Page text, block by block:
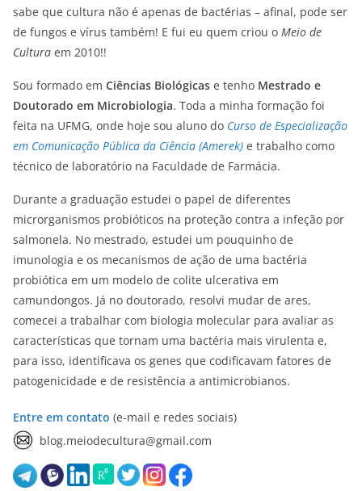
sabe que cultura não é apenas de bactérias – afinal, pode ser
de fungos e vírus também! E fui eu quem criou o Meio de
Cultura em 2010!!
Sou formado em Ciências Biológicas e tenho Mestrado e
Doutorado em Microbiologia. Toda a minha formação foi
feita na UFMG, onde hoje sou aluno do Curso de Especialização
em Comunicação Pública da Ciência (Amerek) e trabalho como
técnico de laboratório na Faculdade de Farmácia.
Durante a graduação estudei o papel de diferentes
microrganismos probióticos na proteção contra a infeção por
salmonela. No mestrado, estudei um pouquinho de
imunologia e os mecanismos de ação de uma bactéria
probiótica em um modelo de colite ulcerativa em
camundongos. Já no doutorado, resolvi mudar de ares,
comecei a trabalhar com biologia molecular para avaliar as
características que tornam uma bactéria mais virulenta e,
para isso, identificava os genes que codificavam fatores de
patogenicidade e de resistência a antimicrobianos.
Entre em contato (e-mail e redes sociais)
blog.meiodecultura@gmail.com